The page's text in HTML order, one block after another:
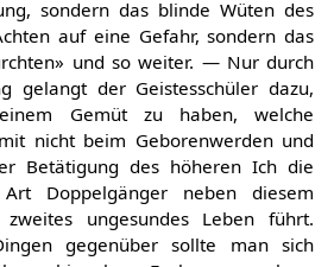
sondern das blinde Wüten des
auf eine Gefahr, sondern das
und so weiter. — Nur durch
gelangt der Geistesschüler dazu,
Gemüt zu haben, welche
nicht beim Geborenwerden und
Betätigung des höheren Ich die
Doppelgänger neben diesem
ungesundes Leben führt.
gegenüber sollte man sich